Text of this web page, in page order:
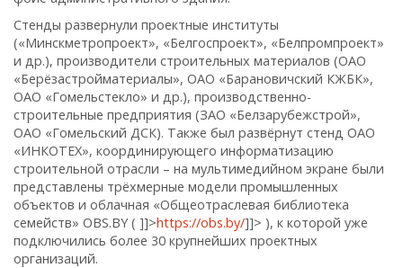
Стенды развернули проектные институты
(«Минскметропроект», «Белгоспроект», «Белпромпроект»
и др.), производители строительных материалов (ОАО
«Берёзастройматериалы», ОАО «Барановичский КЖБК»,
ОАО «Гомельстекло» и др.), производственно-
строительные предприятия (ЗАО «Белзарубежстрой»,
ОАО «Гомельский ДСК). Также был развёрнут стенд ОАО
«ИНКОТЕХ», координирующего информатизацию
строительной отрасли – на мультимедийном экране были
представлены трёхмерные модели промышленных
объектов и облачная «Общеотраслевая библиотека
семейств» OBS.BY ( ]]>https://obs.by/]]> ), к которой уже
подключились более 30 крупнейших проектных
организаций.